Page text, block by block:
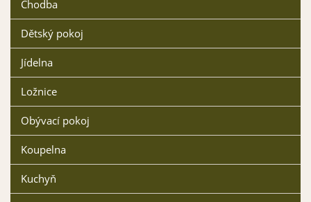
Dopravní modrá matná
057
Ledově modrá matná
056
Chodba
Dětský pokoj
Jídelna
Ložnice
Obývací pokoj
Koupelna
Kuchyň